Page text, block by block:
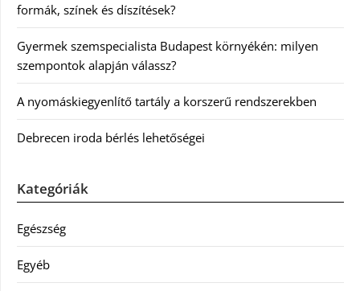
formák, színek és díszítések?
Gyermek szemspecialista Budapest környékén: milyen
szempontok alapján válassz?
A nyomáskiegyenlítő tartály a korszerű rendszerekben
Debrecen iroda bérlés lehetőségei
Kategóriák
Egészség
Egyéb